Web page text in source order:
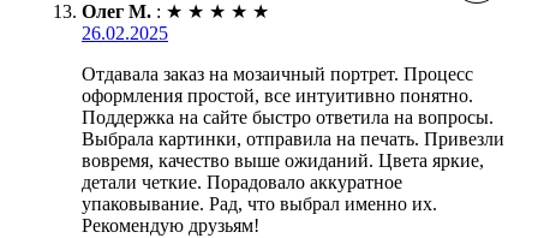
Олег М. : ★ ★ ★ ★ ★
26.02.2025
Отдавала заказ на мозаичный портрет. Процесс
оформления простой, все интуитивно понятно.
Поддержка на сайте быстро ответила на вопросы.
Выбрала картинки, отправила на печать. Привезли
вовремя, качество выше ожиданий. Цвета яркие,
детали четкие. Порадовало аккуратное
упаковывание. Рад, что выбрал именно их.
Рекомендую друзьям!